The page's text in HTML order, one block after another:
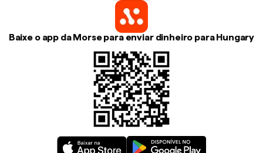
Baixe o app da Morse para enviar dinheiro para Hungary